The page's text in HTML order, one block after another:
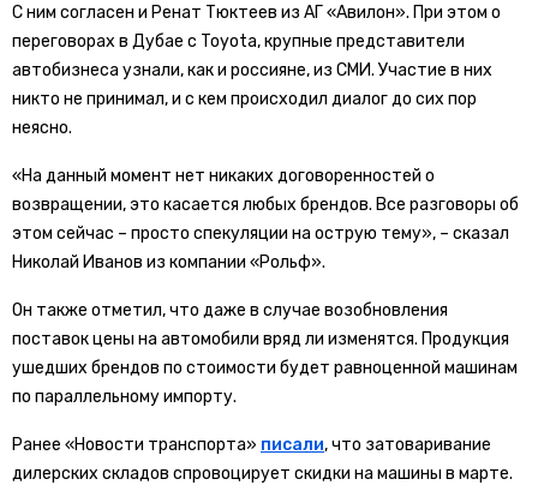
С ним согласен и Ренат Тюктеев из АГ «Авилон». При этом о
переговорах в Дубае с Toyota, крупные представители
автобизнеса узнали, как и россияне, из СМИ. Участие в них
никто не принимал, и с кем происходил диалог до сих пор
неясно.
«На данный момент нет никаких договоренностей о
возвращении, это касается любых брендов. Все разговоры об
этом сейчас – просто спекуляции на острую тему», – сказал
Николай Иванов из компании «Рольф».
Он также отметил, что даже в случае возобновления
поставок цены на автомобили вряд ли изменятся. Продукция
ушедших брендов по стоимости будет равноценной машинам
по параллельному импорту.
Ранее «Новости транспорта» писали, что затоваривание
дилерских складов спровоцирует скидки на машины в марте.